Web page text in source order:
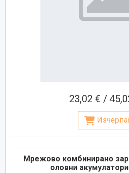
23,02 € /
Мрежово комбинирано
оловни